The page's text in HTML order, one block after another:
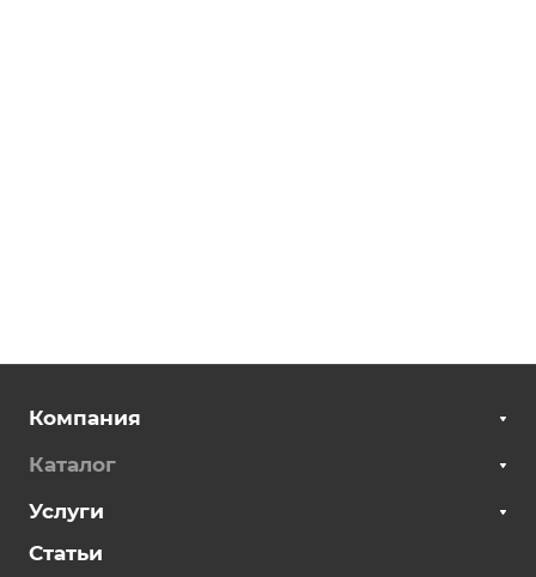
Компания
Каталог
Услуги
Статьи